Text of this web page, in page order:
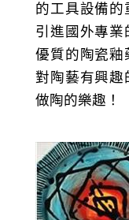
的工具設備的
引進國外專
優質的陶瓷釉
對陶藝有興趣
做陶的樂趣！